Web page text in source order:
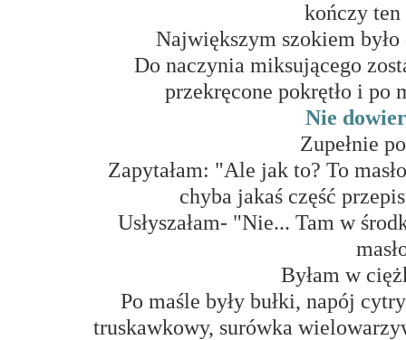
kończy
Największym szokiem
Do naczynia miksującego
przekręcone pokrętło i po
Nie
Zupełnie
Zapytałam: "Ale jak to? To
chyba jakaś część
Usłyszałam- "Nie... Tam w
Byłam w
Po maśle były bułki, napój
truskawkowy, surówka